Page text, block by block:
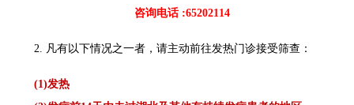
咨询电话 :65202114
2. 凡有以下情况之一者，请主动前往发热门诊接受筛查：
(1)发热